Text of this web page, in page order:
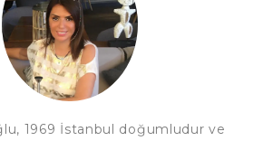
1969 İstanbul doğumludur ve